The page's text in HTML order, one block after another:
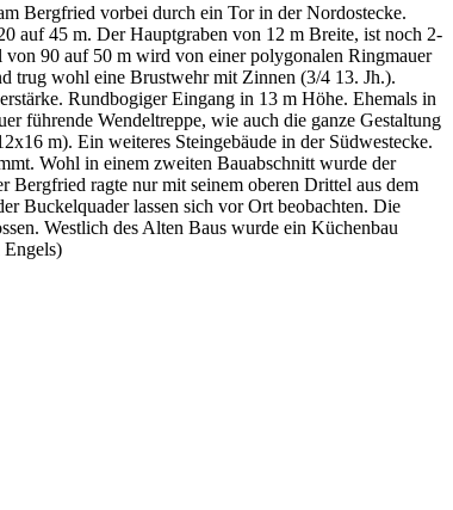
Bergfried vorbei durch ein Tor in der Nordostecke.
auf 45 m. Der Hauptgraben von 12 m Breite, ist noch 2-
von 90 auf 50 m wird von einer polygonalen Ringmauer
trug wohl eine Brustwehr mit Zinnen (3/4 13. Jh.).
Rundbogiger Eingang in 13 m Höhe. Ehemals in
führende Wendeltreppe, wie auch die ganze Gestaltung
m). Ein weiteres Steingebäude in der Südwestecke.
Wohl in einem zweiten Bauabschnitt wurde der
Bergfried ragte nur mit seinem oberen Drittel aus dem
Buckelquader lassen sich vor Ort beobachten. Die
Westlich des Alten Baus wurde ein Küchenbau
Engels)